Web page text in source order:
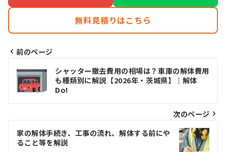
無料見積りはこちら
投
ナ
ビ
ゲ
前のページ
シャッター撤去費用の相場は？車庫の解体費用
も種類別に解説【2026年・茨城県】｜解体
Do!
次のページ
家の解体手続き、工事の流れ、解体する前にや
ること等を解説